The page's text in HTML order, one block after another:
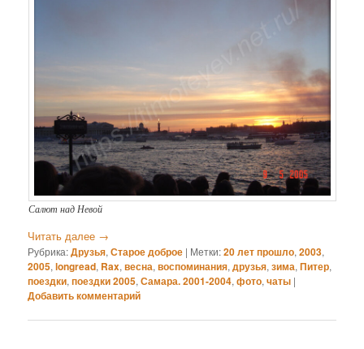
Салют над Невой
Читать далее →
Рубрика:Друзья,Старое доброе | Метки:20 лет прошло,2003,
2005,longread, Rax,весна,воспоминания,друзья,зима,Питер,
поездки,поездки 2005,Самара. 2001-2004,фото,чаты |
Добавить комментарий